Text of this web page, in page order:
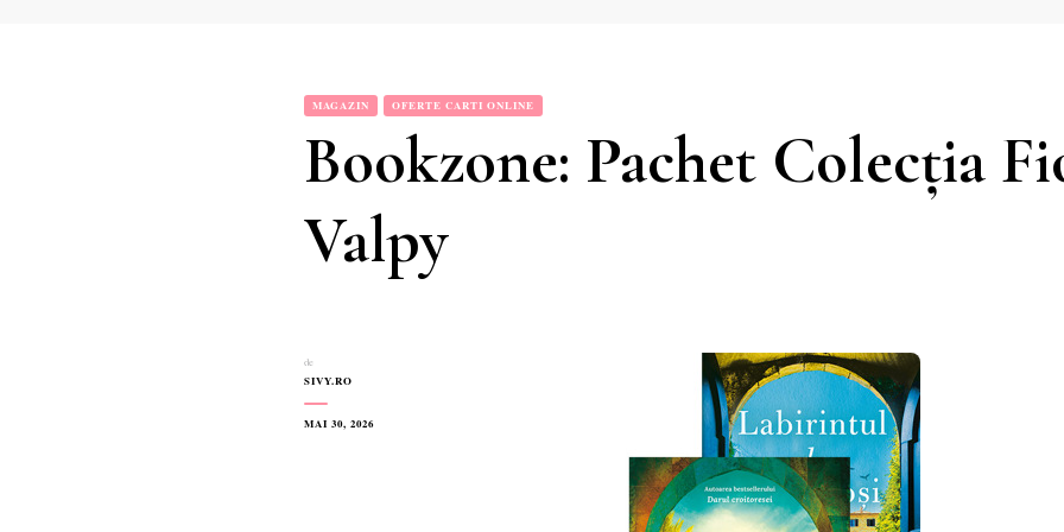
MAGAZIN OFERTE CARTI ONLINE
Bookzone: Pachet Colecția
Valpy
de
SIVY.RO
MAI 30, 2026